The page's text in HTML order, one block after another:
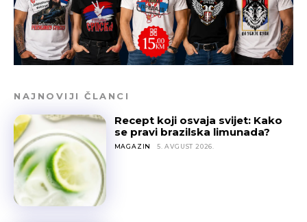
NAJNOVIJI ČLANCI
Recept koji osvaja svijet: Kako
se pravi brazilska limunada?
MAGAZIN 5. AVGUST 2026.